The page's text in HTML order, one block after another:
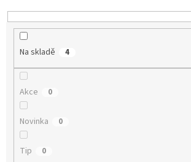
k
t
Na skladě 4
Akce 0
Novinka 0
Tip 0